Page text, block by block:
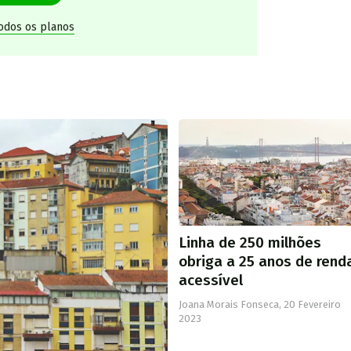
os planos
Linha de 250 milhões
obriga a 25 anos de
acessível
Joana Morais Fonseca, 20 Fevereiro
2023